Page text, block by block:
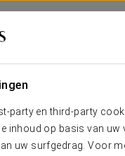
party en third-party
inhoud op basis van
uw surfgedrag. Voor